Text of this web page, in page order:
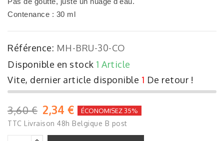
Contenance : 30 ml
Référence: MH-BRU-30-CO
Disponible en stock 1 Article
Vite, dernier article disponible 1 De retour !
3,60 € 2,34 € ÉCONOMISEZ 35%
TTC Livraison 48h Belgique B post